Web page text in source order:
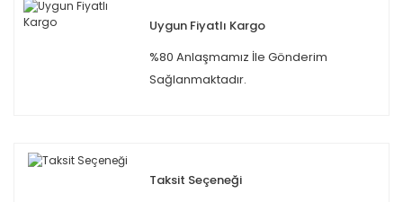
Uygun Fiyatlı Kargo
%80 Anlaşmamız İle Gönderim
Sağlanmaktadır.
Taksit Seçeneği